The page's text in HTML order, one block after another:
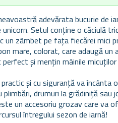
adevărata bucurie de
Setul conține o căciulă
un zâmbet pe fața fiecărei mici
mare, colorat, care adaugă un
și mențin mâinile micuților
și cu siguranță va încânta
drumuri la grădiniță sau
un accesoriu grozav care va
întregului sezon de iarnă!